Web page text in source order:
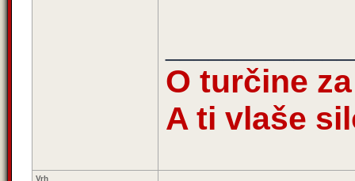
O turčine
A ti vlaše
Vrh